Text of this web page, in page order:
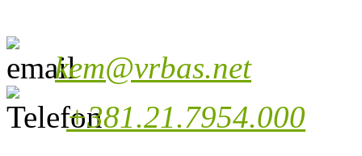
kem@vrbas.net
+381.21.7954.000